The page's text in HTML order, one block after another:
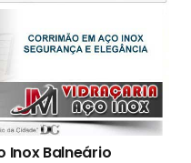
Inox Balneário